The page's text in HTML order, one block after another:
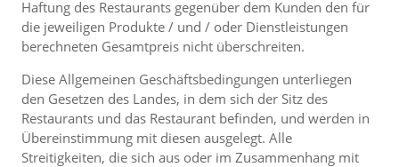
Haftung des Restaurants gegenüber dem Kunden den für
die jeweiligen Produkte / und / oder Dienstleistungen
berechneten Gesamtpreis nicht überschreiten.
Diese Allgemeinen Geschäftsbedingungen unterliegen
den Gesetzen des Landes, in dem sich der Sitz des
Restaurants und das Restaurant befinden, und werden in
Übereinstimmung mit diesen ausgelegt. Alle
Streitigkeiten, die sich aus oder im Zusammenhang mit